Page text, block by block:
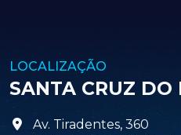
LOCALIZAÇÃO
SANTA CRUZ DO
Av. Tiradentes, 360